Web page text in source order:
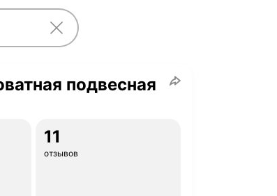
подвесная
11
отзывов